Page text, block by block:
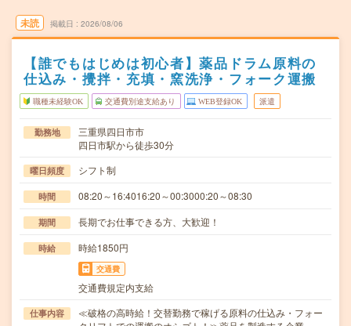
未読 掲載日 2026/08/06
【誰でもはじめは初心者】薬品ドラム原料の
仕込み・攪拌・充填・窯洗浄・フォーク運搬
職種未経験OK 交通費別途支給あり WEB登録OK 派遣
勤務地
三重県四日市市
四日市駅から徒歩30分
曜日頻度 シフト制
時間 08:20～16:4016:20～00:3000:20～08:30
期間 長期でお仕事できる方、大歓迎！
時給 時給1850円
交通費
交通費規定内支給
仕事内容
≪破格の高時給！交替勤務で稼げる原料の仕込み・フォー